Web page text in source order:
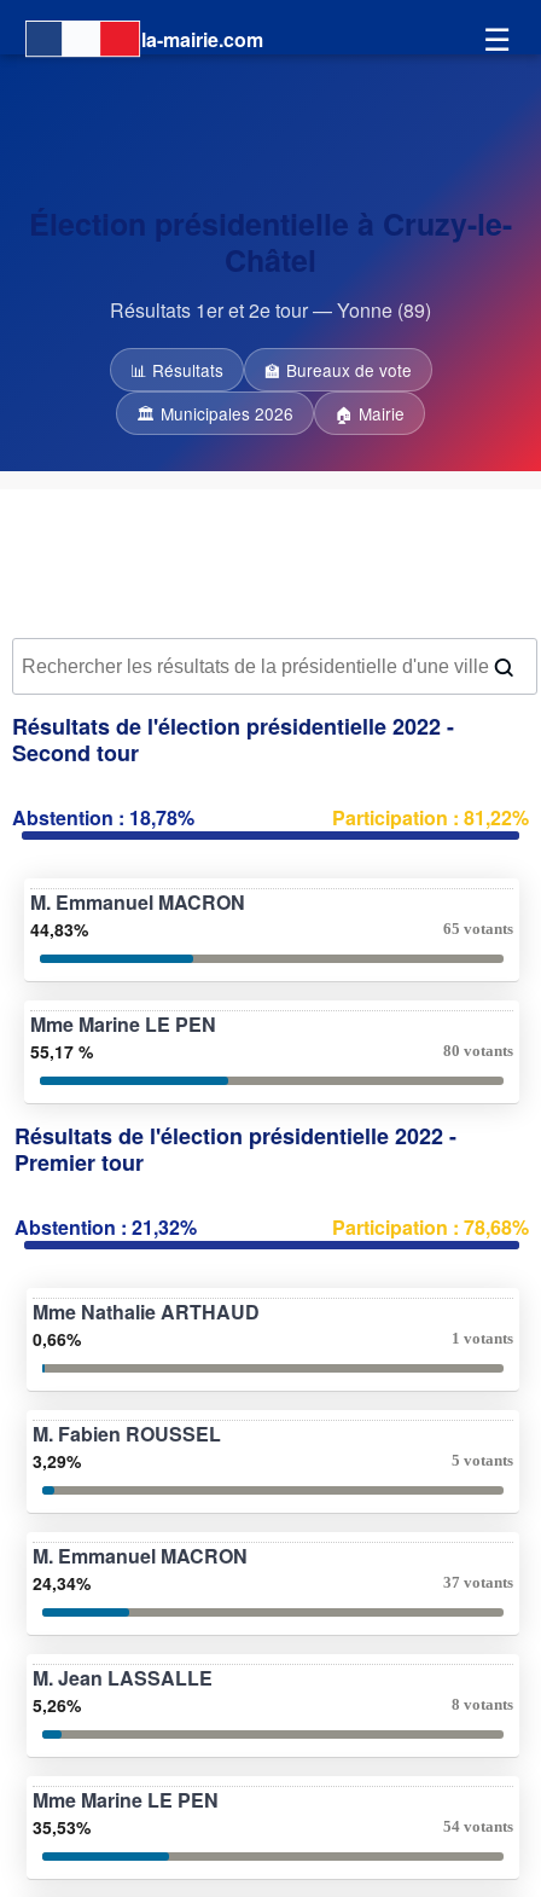
la-mairie.com ☰
Élection présidentielle à Cruzy-le-
Châtel
Résultats 1er et 2e tour — Yonne (89)
📊 Résultats
🏫 Bureaux de vote
🏛 Municipales 2026
🏠 Mairie
Résultats de l'élection présidentielle 2022 -
Second tour
Abstention : 18,78% Participation : 81,22%
M. Emmanuel MACRON
44,83% 65 votants
Mme Marine LE PEN
55,17 % 80 votants
Résultats de l'élection présidentielle 2022 -
Premier tour
Abstention : 21,32% Participation : 78,68%
Mme Nathalie ARTHAUD
0,66% 1 votants
M. Fabien ROUSSEL
3,29% 5 votants
M. Emmanuel MACRON
24,34% 37 votants
M. Jean LASSALLE
5,26% 8 votants
Mme Marine LE PEN
35,53% 54 votants